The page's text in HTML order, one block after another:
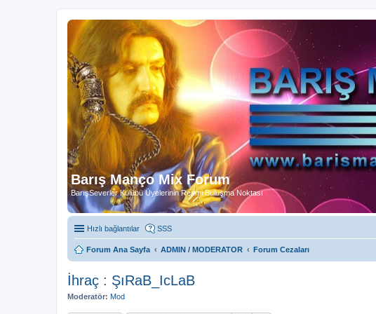
Barış Manço Mix Forum
BarışSeverler Kulübü Üyelerinin Resmi Buluşma Noktası
Hızlı bağlantılar SSS
Forum Ana Sayfa ADMIN / MODERATOR Forum Cezaları
İhraç : ŞıRaB_IcLaB
Moderatör: Mod